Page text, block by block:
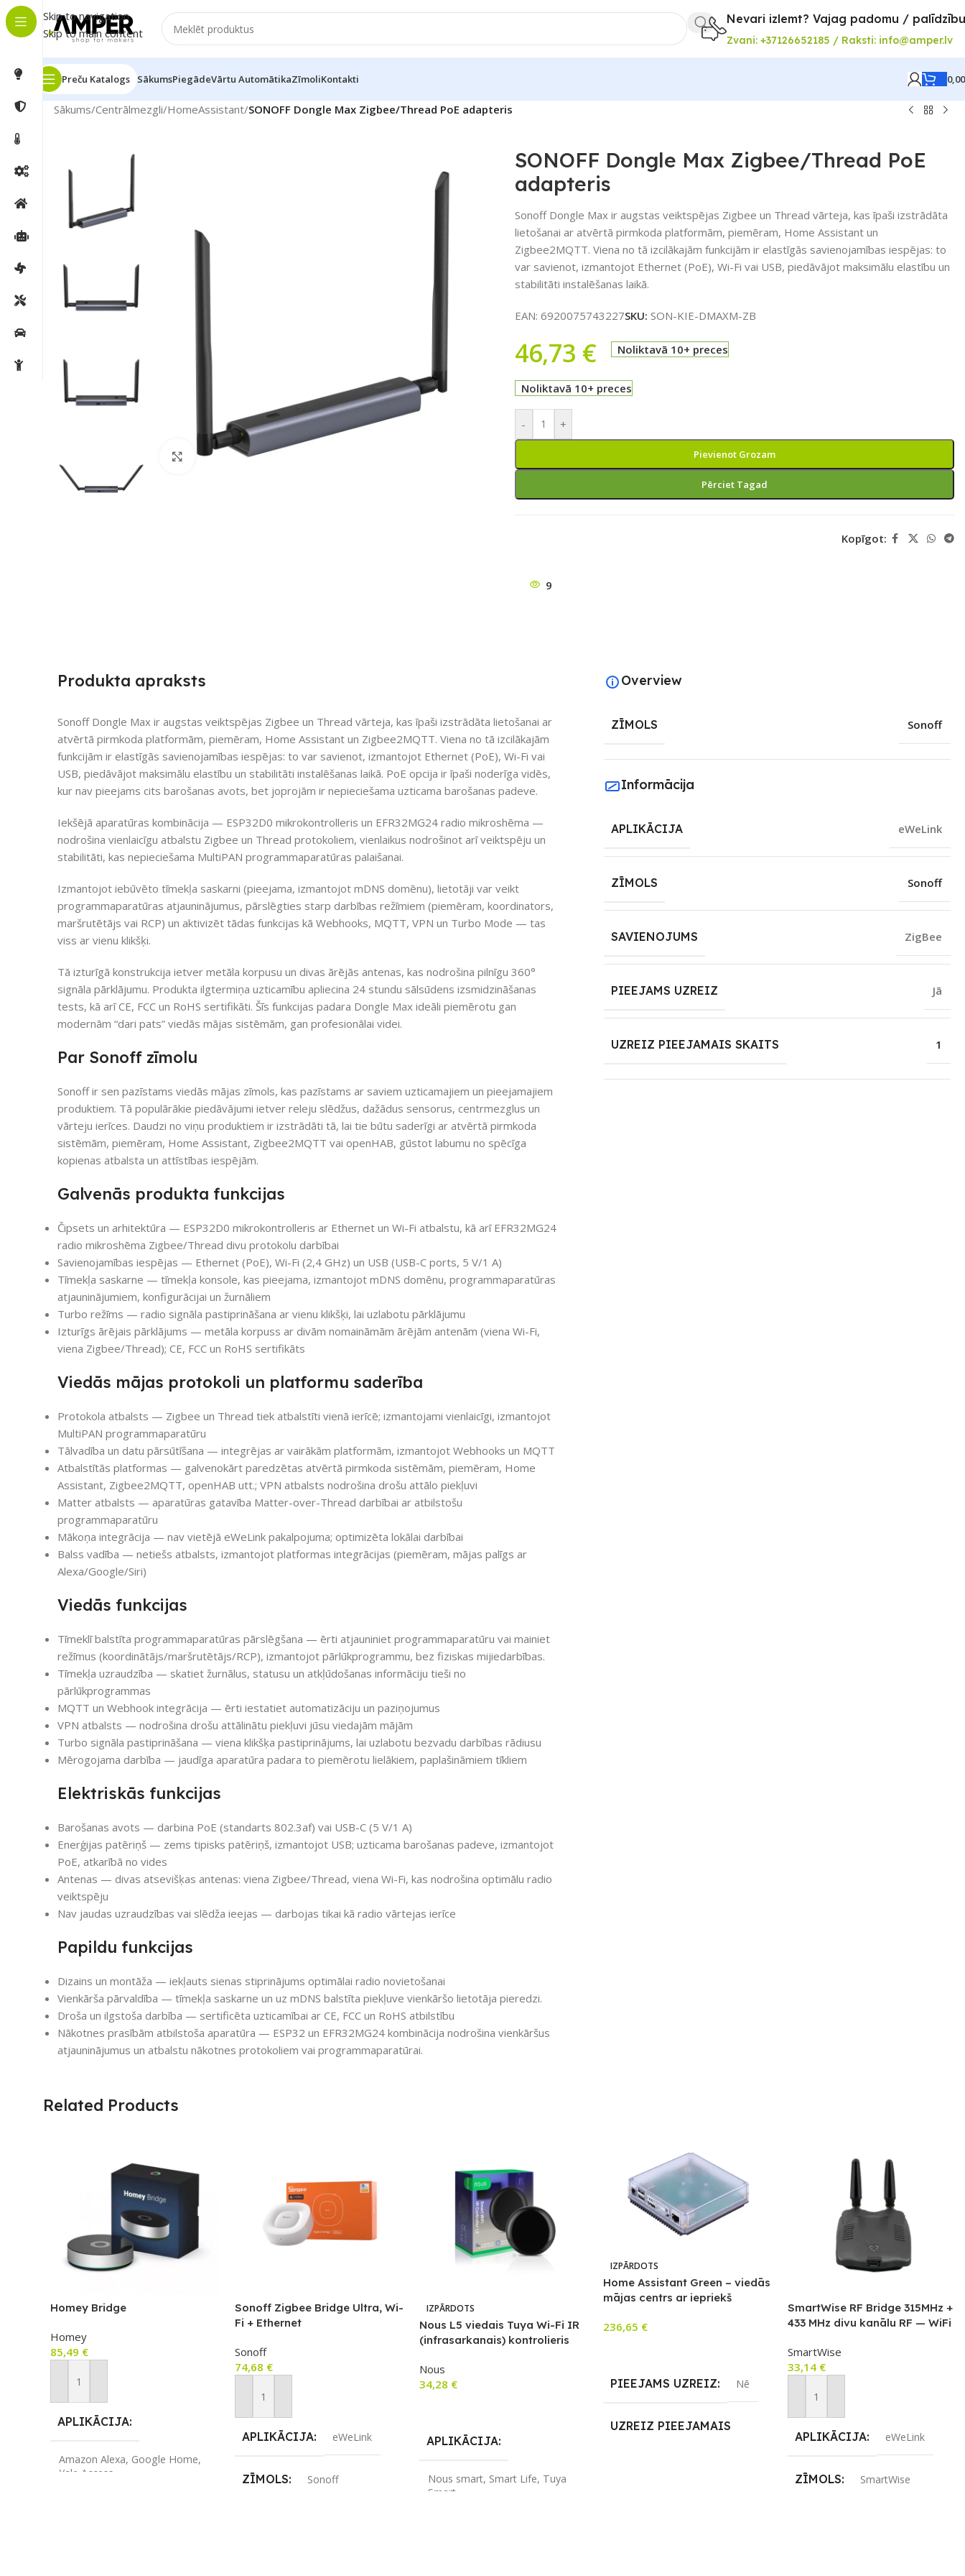
Skip to navigation
Skip to main content
Nevari izlemt? Vajag padomu /
Zvani: +37126652185 / Raksti: info@amper.lv
Preču Katalogs SākumsPiegādeVārtu AutomātikaZīmoliKontakti
Sākums/Centrālmezgli/HomeAssistant/SONOFF Dongle Max Zigbee/Thread PoE adapteris
Noklikšķiniet, lai palielinātu
SONOFF Dongle Max Zigbee/Thread PoE
adapteris
Sonoff Dongle Max ir augstas veiktspējas Zigbee un Thread vārteja, kas īpaši izstrādāta
lietošanai ar atvērtā pirmkoda platformām, piemēram, Home Assistant un
Zigbee2MQTT. Viena no tā izcilākajām funkcijām ir elastīgās savienojamības iespējas: to
var savienot, izmantojot Ethernet (PoE), Wi-Fi vai USB, piedāvājot maksimālu elastību un
stabilitāti instalēšanas laikā.
EAN: 6920075743227SKU: SON-KIE-DMAXM-ZB
46,73 € Noliktavā 10+ preces
Noliktavā 10+ preces
- +
Pievienot Grozam
Pērciet Tagad
Kopīgot:
9
Produkta apraksts
Sonoff Dongle Max ir augstas veiktspējas Zigbee un Thread vārteja, kas īpaši izstrādāta lietošanai ar
atvērtā pirmkoda platformām, piemēram, Home Assistant un Zigbee2MQTT. Viena no tā izcilākajām
funkcijām ir elastīgās savienojamības iespējas: to var savienot, izmantojot Ethernet (PoE), Wi-Fi vai
USB, piedāvājot maksimālu elastību un stabilitāti instalēšanas laikā. PoE opcija ir īpaši noderīga vidēs,
kur nav pieejams cits barošanas avots, bet joprojām ir nepieciešama uzticama barošanas padeve.
Iekšējā aparatūras kombinācija — ESP32D0 mikrokontrolleris un EFR32MG24 radio mikroshēma —
nodrošina vienlaicīgu atbalstu Zigbee un Thread protokoliem, vienlaikus nodrošinot arī veiktspēju un
stabilitāti, kas nepieciešama MultiPAN programmaparatūras palaišanai.
Izmantojot iebūvēto tīmekļa saskarni (pieejama, izmantojot mDNS domēnu), lietotāji var veikt
programmaparatūras atjauninājumus, pārslēgties starp darbības režīmiem (piemēram, koordinators,
maršrutētājs vai RCP) un aktivizēt tādas funkcijas kā Webhooks, MQTT, VPN un Turbo Mode — tas
viss ar vienu klikšķi.
Tā izturīgā konstrukcija ietver metāla korpusu un divas ārējās antenas, kas nodrošina pilnīgu 360°
signāla pārklājumu. Produkta ilgtermiņa uzticamību apliecina 24 stundu sālsūdens izsmidzināšanas
tests, kā arī CE, FCC un RoHS sertifikāti. Šīs funkcijas padara Dongle Max ideāli piemērotu gan
modernām “dari pats” viedās mājas sistēmām, gan profesionālai videi.
Par Sonoff zīmolu
Sonoff ir sen pazīstams viedās mājas zīmols, kas pazīstams ar saviem uzticamajiem un pieejamajiem
produktiem. Tā populārākie piedāvājumi ietver releju slēdžus, dažādus sensorus, centrmezglus un
vārteju ierīces. Daudzi no viņu produktiem ir izstrādāti tā, lai tie būtu saderīgi ar atvērtā pirmkoda
sistēmām, piemēram, Home Assistant, Zigbee2MQTT vai openHAB, gūstot labumu no spēcīga
kopienas atbalsta un attīstības iespējām.
Galvenās produkta funkcijas
Čipsets un arhitektūra — ESP32D0 mikrokontrolleris ar Ethernet un Wi-Fi atbalstu, kā arī EFR32MG24
radio mikroshēma Zigbee/Thread divu protokolu darbībai
Savienojamības iespējas — Ethernet (PoE), Wi-Fi (2,4 GHz) un USB (USB-C ports, 5 V/1 A)
Tīmekļa saskarne — tīmekļa konsole, kas pieejama, izmantojot mDNS domēnu, programmaparatūras
atjauninājumiem, konfigurācijai un žurnāliem
Turbo režīms — radio signāla pastiprināšana ar vienu klikšķi, lai uzlabotu pārklājumu
Izturīgs ārējais pārklājums — metāla korpuss ar divām nomaināmām ārējām antenām (viena Wi-Fi,
viena Zigbee/Thread); CE, FCC un RoHS sertifikāts
Viedās mājas protokoli un platformu saderība
Protokola atbalsts — Zigbee un Thread tiek atbalstīti vienā ierīcē; izmantojami vienlaicīgi, izmantojot
MultiPAN programmaparatūru
Tālvadība un datu pārsūtīšana — integrējas ar vairākām platformām, izmantojot Webhooks un MQTT
Atbalstītās platformas — galvenokārt paredzētas atvērtā pirmkoda sistēmām, piemēram, Home
Assistant, Zigbee2MQTT, openHAB utt.; VPN atbalsts nodrošina drošu attālo piekļuvi
Matter atbalsts — aparatūras gatavība Matter-over-Thread darbībai ar atbilstošu
programmaparatūru
Mākoņa integrācija — nav vietējā eWeLink pakalpojuma; optimizēta lokālai darbībai
Balss vadība — netiešs atbalsts, izmantojot platformas integrācijas (piemēram, mājas palīgs ar
Alexa/Google/Siri)
Viedās funkcijas
Tīmeklī balstīta programmaparatūras pārslēgšana — ērti atjauniniet programmaparatūru vai mainiet
režīmus (koordinātājs/maršrutētājs/RCP), izmantojot pārlūkprogrammu, bez fiziskas mijiedarbības.
Tīmekļa uzraudzība — skatiet žurnālus, statusu un atkļūdošanas informāciju tieši no
pārlūkprogrammas
MQTT un Webhook integrācija — ērti iestatiet automatizāciju un paziņojumus
VPN atbalsts — nodrošina drošu attālinātu piekļuvi jūsu viedajām mājām
Turbo signāla pastiprināšana — viena klikšķa pastiprinājums, lai uzlabotu bezvadu darbības rādiusu
Mērogojama darbība — jaudīga aparatūra padara to piemērotu lielākiem, paplašināmiem tīkliem
Elektriskās funkcijas
Barošanas avots — darbina PoE (standarts 802.3af) vai USB-C (5 V/1 A)
Enerģijas patēriņš — zems tipisks patēriņš, izmantojot USB; uzticama barošanas padeve, izmantojot
PoE, atkarībā no vides
Antenas — divas atsevišķas antenas: viena Zigbee/Thread, viena Wi-Fi, kas nodrošina optimālu radio
veiktspēju
Nav jaudas uzraudzības vai slēdža ieejas — darbojas tikai kā radio vārtejas ierīce
Papildu funkcijas
Dizains un montāža — iekļauts sienas stiprinājums optimālai radio novietošanai
Vienkārša pārvaldība — tīmekļa saskarne un uz mDNS balstīta piekļuve vienkāršo lietotāja pieredzi.
Droša un ilgstoša darbība — sertificēta uzticamībai ar CE, FCC un RoHS atbilstību
Nākotnes prasībām atbilstoša aparatūra — ESP32 un EFR32MG24 kombinācija nodrošina vienkāršus
atjauninājumus un atbalstu nākotnes protokoliem vai programmaparatūrai.
Overview
ZĪMOLS Sonoff
Informācija
APLIKĀCIJA eWeLink
ZĪMOLS Sonoff
SAVIENOJUMS ZigBee
PIEEJAMS UZREIZ Jā
UZREIZ PIEEJAMAIS SKAITS 1
Related Products
Homey Bridge
Homey
85,49 €
Pievienot Grozam
APLIKĀCIJA
Amazon Alexa, Google Home,
Yale Access
Sonoff Zigbee Bridge Ultra, Wi-
Fi + Ethernet
vārteja, Matter hub
Sonoff
74,68 €
Pievienot Grozam
APLIKĀCIJA eWeLink
ZĪMOLS Sonoff
IZPĀRDOTS
Nous L5 viedais Tuya Wi-Fi IR
(infrasarkanais) kontrolieris
Nous
34,28 €
APLIKĀCIJA
Nous smart, Smart Life, Tuya
Smart
IZPĀRDOTS
Home Assistant Green – viedās
mājas centrs ar iepriekš
236,65 €
PIEEJAMS UZREIZ Nē
UZREIZ PIEEJAMAIS
SmartWise RF Bridge 315MHz +
433 MHz divu kanālu RF — WiFi
SmartWise
33,14 €
Pievienot Grozam
APLIKĀCIJA eWeLink
ZĪMOLS SmartWise